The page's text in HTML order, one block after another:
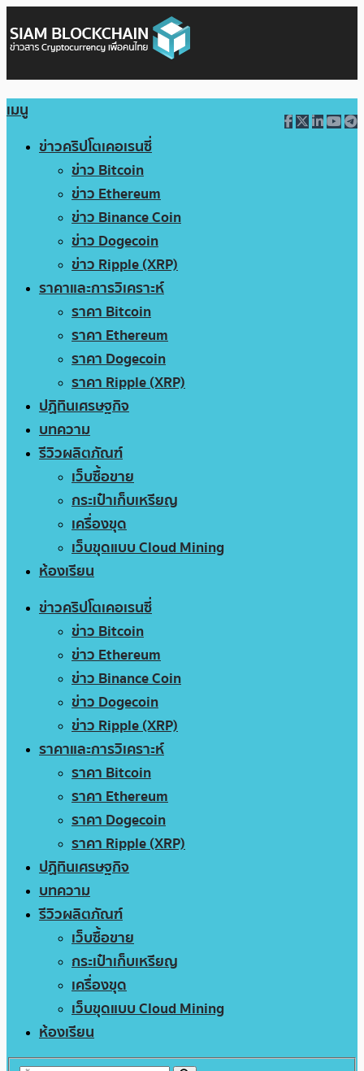
เมนู
ข่าวคริปโตเคอเรนซี่
ข่าว Bitcoin
ข่าว Ethereum
ข่าว Binance Coin
ข่าว Dogecoin
ข่าว Ripple (XRP)
ราคาและการวิเคราะห์
ราคา Bitcoin
ราคา Ethereum
ราคา Dogecoin
ราคา Ripple (XRP)
ปฏิทินเศรษฐกิจ
บทความ
รีวิวผลิตภัณฑ์
เว็บซื้อขาย
กระเป๋าเก็บเหรียญ
เครื่องขุด
เว็บขุดแบบ Cloud Mining
ห้องเรียน
ข่าวคริปโตเคอเรนซี่
ข่าว Bitcoin
ข่าว Ethereum
ข่าว Binance Coin
ข่าว Dogecoin
ข่าว Ripple (XRP)
ราคาและการวิเคราะห์
ราคา Bitcoin
ราคา Ethereum
ราคา Dogecoin
ราคา Ripple (XRP)
ปฏิทินเศรษฐกิจ
บทความ
รีวิวผลิตภัณฑ์
เว็บซื้อขาย
กระเป๋าเก็บเหรียญ
เครื่องขุด
เว็บขุดแบบ Cloud Mining
ห้องเรียน